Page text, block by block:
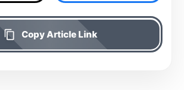
Copy Article Link